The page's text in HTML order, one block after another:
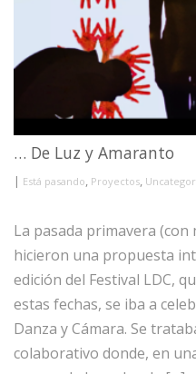
… De Luz y Amaranto
| Está pasando, Proyectos,
La pasada primavera
hicieron una propuesta
edición del Festival LDC,
estas fechas, se iba a
Danza y Cámara. Se
colaborativo donde, en